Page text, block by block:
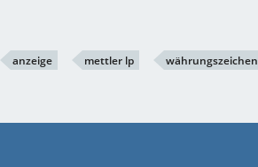
anzeige mettler lp währungszeichen